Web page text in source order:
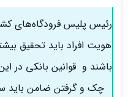
رئیس پلیس فرودگاه‌های
هویت افراد باید تحقیق
باشند و قوانین بانکی در
چک و گرفتن ضامن باید